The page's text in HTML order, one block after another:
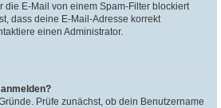
die E-Mail von einem Spam-Filter blockiert
dass deine E-Mail-Adresse korrekt
einen Administrator.
Prüfe zunächst, ob dein Benutzername